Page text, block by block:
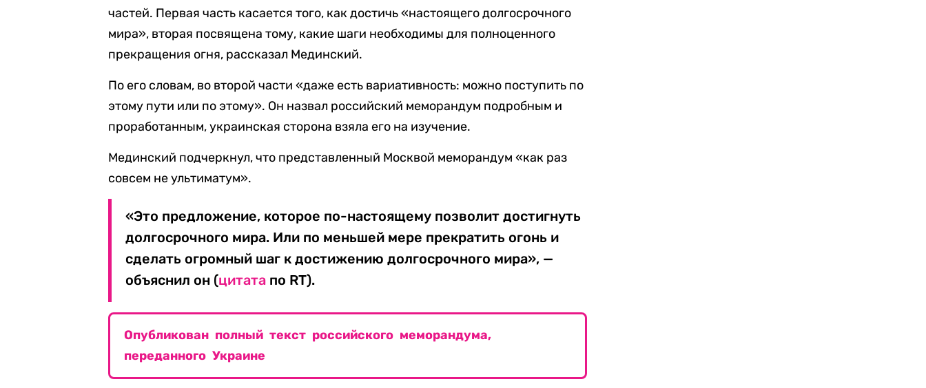
частей. Первая часть касается того, как достичь «настоящего долгосрочного
мира», вторая посвящена тому, какие шаги необходимы для полноценного
прекращения огня, рассказал Мединский.
По его словам, во второй части «даже есть вариативность: можно поступить по
этому пути или по этому». Он назвал российский меморандум подробным и
проработанным, украинская сторона взяла его на изучение.
Мединский подчеркнул, что представленный Москвой меморандум «как раз
совсем не ультиматум».
«Это предложение, которое по-настоящему позволит достигнуть
долгосрочного мира. Или по меньшей мере прекратить огонь и
сделать огромный шаг к достижению долгосрочного мира», —
объяснил он (цитата по RT).
Опубликован полный текст российского меморандума,
переданного Украине